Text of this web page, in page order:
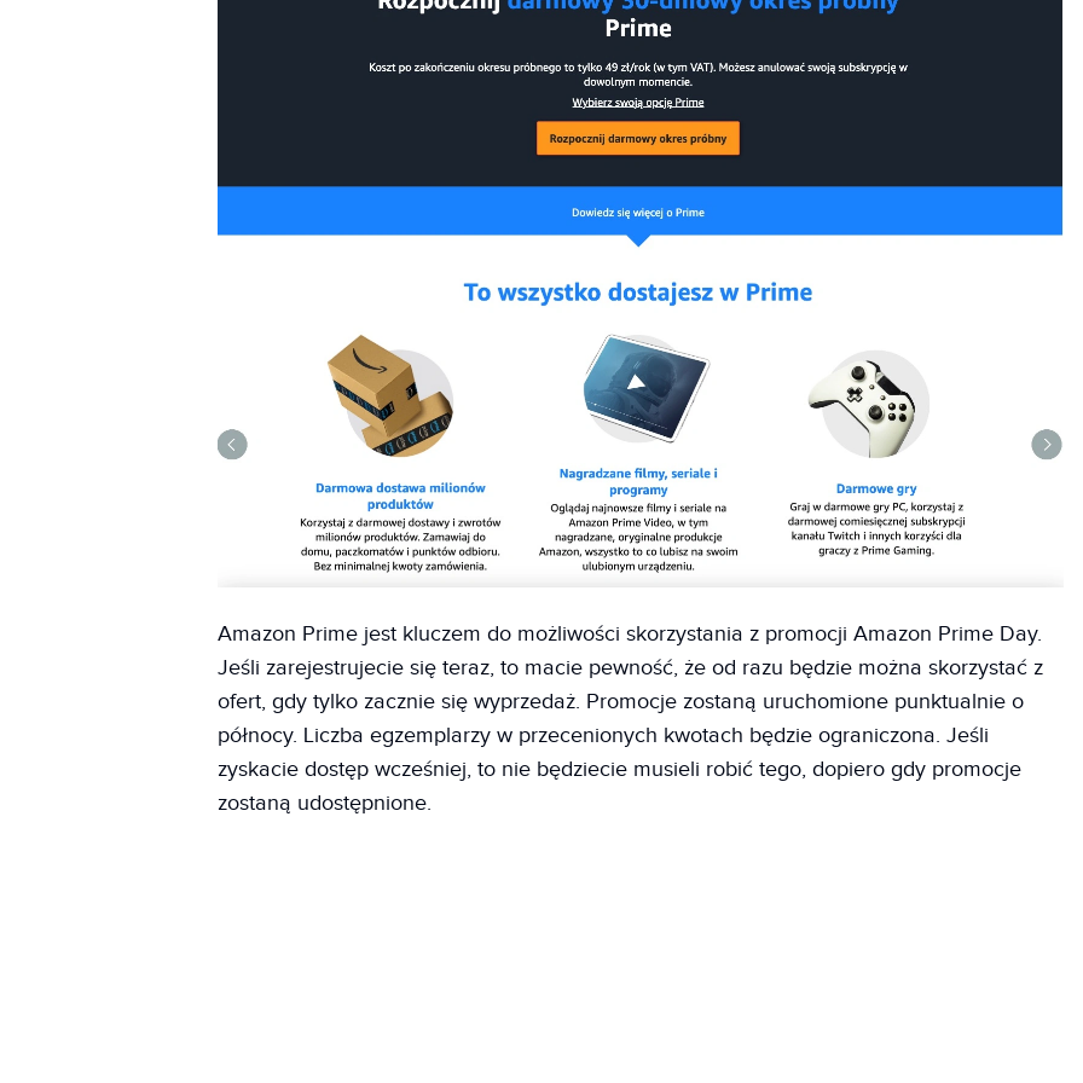
Amazon Prime jest kluczem do możliwości skorzystania z promocji Amazon Prime Day.
Jeśli zarejestrujecie się teraz, to macie pewność, że od razu będzie można skorzystać z
ofert, gdy tylko zacznie się wyprzedaż. Promocje zostaną uruchomione punktualnie o
północy. Liczba egzemplarzy w przecenionych kwotach będzie ograniczona. Jeśli
zyskacie dostęp wcześniej, to nie będziecie musieli robić tego, dopiero gdy promocje
zostaną udostępnione.